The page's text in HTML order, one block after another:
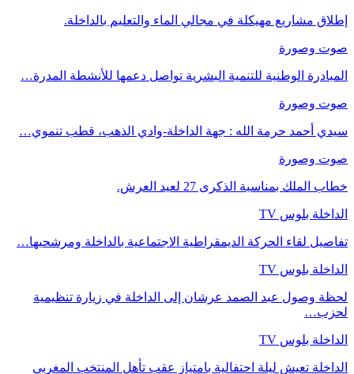
إطلاق مشاريع مهيكلة في مجالي الماء والتعليم بالداخلة.
صوت وصورة
المبادرة الوطنية للتنمية البشرية تواصل دعمها للأنشطة المدرة…
صوت وصورة
سيدي أحمد حرمة الله : جهة الداخلة-وادي الذهب، قطب تنموي…
صوت وصورة
خطاب الملك بمناسبة الذكرى 27 لعيد العرش.
الداخلة بلوس TV
تفاصيل لقاء الحركة الديمقراطية الاجتماعية بالداخلة ومرشحيها…
الداخلة بلوس TV
لحظة وصول عبد الصمد عرشان إلى الداخلة في زيارة تنظيمية
لحزب…
الداخلة بلوس TV
الداخلة تعيش ليلة احتفالية بامتياز عقب تأهل المنتخب المغربي